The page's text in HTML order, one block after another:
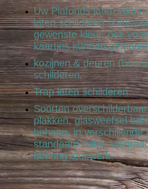
Uw Plafonds laten
laten schilderen
gewenste kleur, ook
kaartjes kunnen
kozijnen & deuren
schilderen.
Trap laten schilderen.
Soorten
plakken, glasweefsel
behang, in verschillende
standaard ruitje,
behang stucwerk.